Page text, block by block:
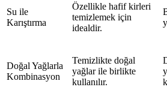
Su ile
Karıştırma
Özellikle hafif kirleri
temizlemek için
idealdir.
Doğal Yağlarla
Kombinasyon
Temizlikte doğal
yağlar ile birlikte
kullanılır.